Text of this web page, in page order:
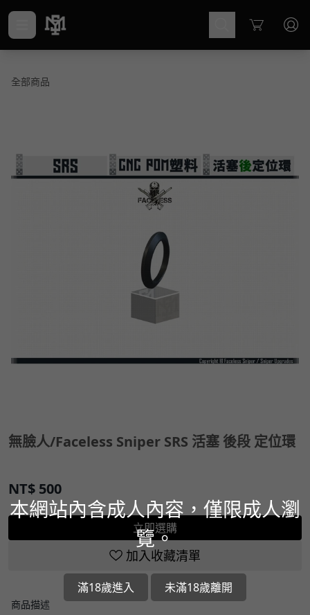
Cart
全部商品
無臉人/Faceless Sniper SRS 活塞 後段 定位環
NT$ 500
立即選購
加入收藏清單
商品描述
本網站內含成人內容，僅限成人瀏
覽。
滿18歲進入 未滿18歲離開